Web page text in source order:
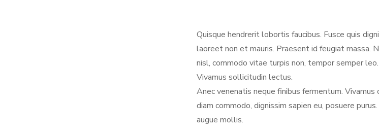
Quisque hendrerit lobortis faucibus. Fusce quis
laoreet non et mauris. Praesent id feugiat massa.
nisl, commodo vitae turpis non, tempor semper
Vivamus sollicitudin lectus.
Anec venenatis neque finibus fermentum.
diam commodo, dignissim sapien eu, posuere
augue mollis.